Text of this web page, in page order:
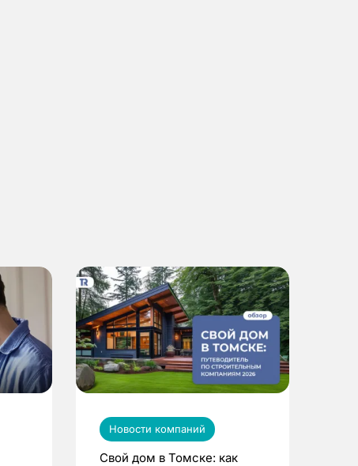
Новости компаний
Свой дом в Томске: как